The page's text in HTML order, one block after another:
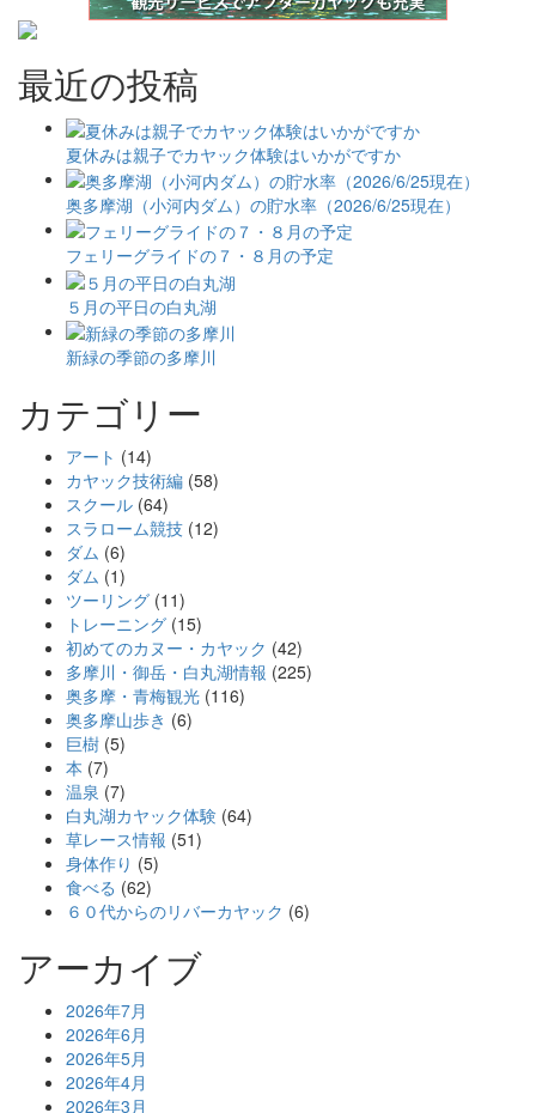
最近の投稿
夏休みは親子でカヤック体験はいかがですか
奥多摩湖（小河内ダム）の貯水率（2026/6/25現在）
フェリーグライドの７・８月の予定
５月の平日の白丸湖
新緑の季節の多摩川
カテゴリー
アート (14)
カヤック技術編 (58)
スクール (64)
スラローム競技 (12)
ダム (6)
ダム (1)
ツーリング (11)
トレーニング (15)
初めてのカヌー・カヤック (42)
多摩川・御岳・白丸湖情報 (225)
奥多摩・青梅観光 (116)
奥多摩山歩き (6)
巨樹 (5)
本 (7)
温泉 (7)
白丸湖カヤック体験 (64)
草レース情報 (51)
身体作り (5)
食べる (62)
６０代からのリバーカヤック (6)
アーカイブ
2026年7月
2026年6月
2026年5月
2026年4月
2026年3月